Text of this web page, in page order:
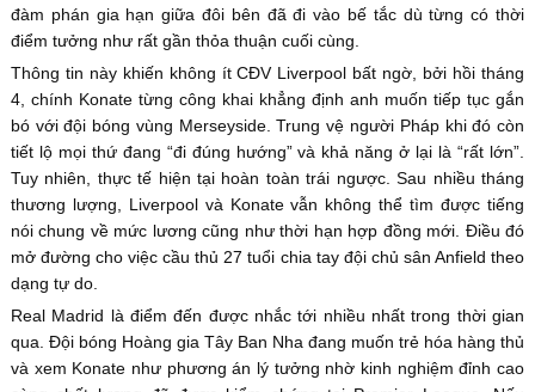
đàm phán gia hạn giữa đôi bên đã đi vào bế tắc dù từng có thời
điểm tưởng như rất gần thỏa thuận cuối cùng.
Thông tin này khiến không ít CĐV Liverpool bất ngờ, bởi hồi tháng
4, chính Konate từng công khai khẳng định anh muốn tiếp tục gắn
bó với đội bóng vùng Merseyside. Trung vệ người Pháp khi đó còn
tiết lộ mọi thứ đang “đi đúng hướng” và khả năng ở lại là “rất lớn”.
Tuy nhiên, thực tế hiện tại hoàn toàn trái ngược. Sau nhiều tháng
thương lượng, Liverpool và Konate vẫn không thể tìm được tiếng
nói chung về mức lương cũng như thời hạn hợp đồng mới. Điều đó
mở đường cho việc cầu thủ 27 tuổi chia tay đội chủ sân Anfield theo
dạng tự do.
Real Madrid là điểm đến được nhắc tới nhiều nhất trong thời gian
qua. Đội bóng Hoàng gia Tây Ban Nha đang muốn trẻ hóa hàng thủ
và xem Konate như phương án lý tưởng nhờ kinh nghiệm đỉnh cao